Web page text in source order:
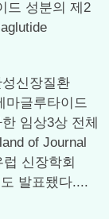
드 성분의 제2
신장질환
마글루타이드
임상3상 전체
of Journal
신장학회
발표됐다....